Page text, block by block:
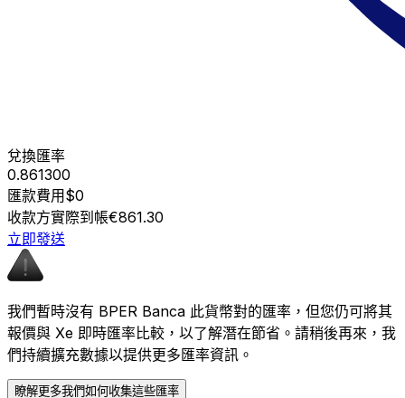
兌換匯率
0.861300
匯款費用$0
收款方實際到帳€861.30
立即發送
我們暫時沒有 BPER Banca 此貨幣對的匯率，但您仍可將其
報價與 Xe 即時匯率比較，以了解潛在節省。請稍後再來，我
們持續擴充數據以提供更多匯率資訊。
瞭解更多我們如何收集這些匯率